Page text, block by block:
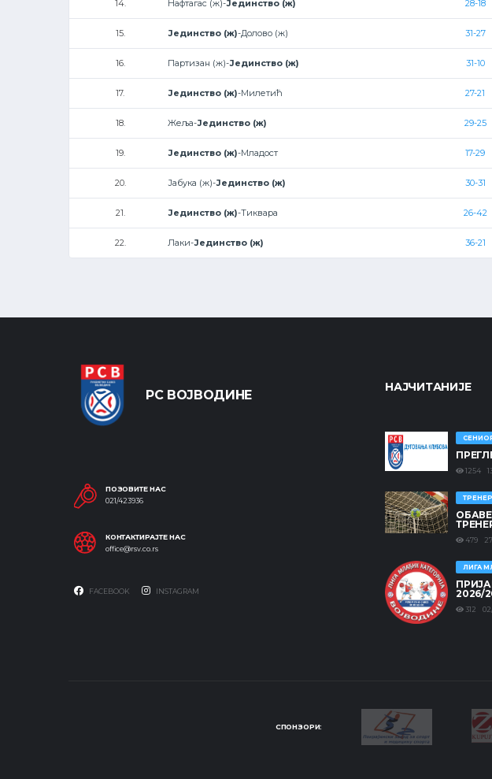
14. Нафтагас (ж)-Јединство (ж) 28-18
15. Јединство (ж)-Долово (ж) 31-27
16. Партизан (ж)-Јединство (ж) 31-10
17. Јединство (ж)-Милетић 27-21
18. Жеља-Јединство (ж) 29-25
19. Јединство (ж)-Младост 17-29
20. Јабука (ж)-Јединство (ж) 30-31
21. Јединство (ж)-Тиквара 26-42
22. Лаки-Јединство (ж) 36-21
РС ВОЈВОДИНЕ
ПОЗОВИТЕ НАС
021/423936
КОНТАКТИРАЈТЕ НАС
office@rsv.co.rs
FACEBOOK INSTAGRAM
НАЈЧИТАНИЈЕ
1254
479
ЛИГА
2026/
312
СПОНЗОРИ: